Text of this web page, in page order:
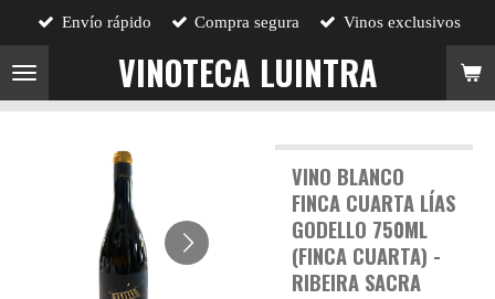
al
contenido
principal
VINOTECA LUINTRA
Envío rápido Compra segura Vinos exclusivos
VINO BLANCO
FINCA CUARTA LÍAS
GODELLO 750ML
(FINCA CUARTA) -
RIBEIRA SACRA